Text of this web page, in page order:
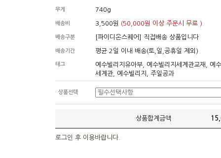
무게 740g
배송비 3,500원 (50,000원 이상 주문시 무료 )
배송구분 [파이디온스퀘어] 직접배송 상품입니다
배송기간 평균 2일 이내 배송(토,일,공휴일 제외)
태그
예수빌리지유아부, 예수빌리지세계관교재, 예
세계관, 예수빌리지, 주일공과
· 상품선택
상품합계금액
로그인 후 이용바랍니다.